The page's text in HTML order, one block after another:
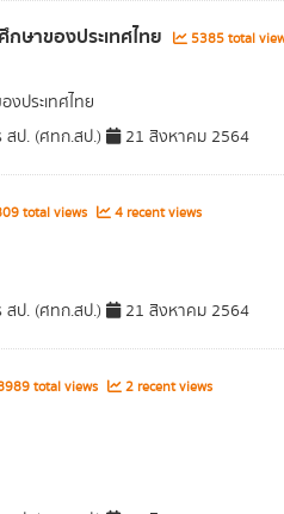
ษาของประเทศไทย 5385 total
ประเทศไทย
สป. (ศทก.สป.)
21 สิงหาคม 2564
total views 4 recent views
สป. (ศทก.สป.)
21 สิงหาคม 2564
total views 2 recent views